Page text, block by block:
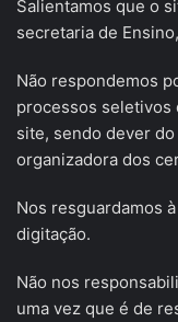
Salientamos que o
secretaria de
Não respondemos
processos seletivos
site, sendo dever
organizadora dos
Nos resguardamos
digitação.
Não nos
uma vez que é de